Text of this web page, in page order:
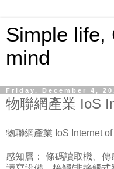
Simple life,
mind
Friday, December 4,
物聯網產業 IoS
物聯網產業 IoS Internet
感知層： 條碼讀取機、